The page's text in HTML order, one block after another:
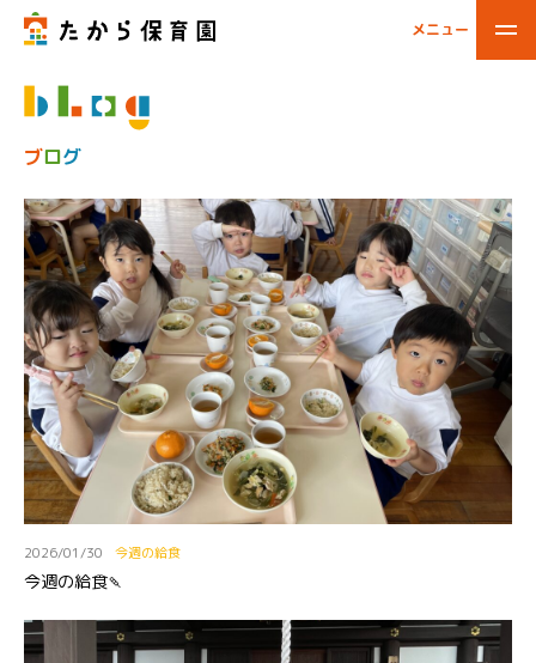
メニュー
ブログ
2026/01/30 今週の給食
今週の給食🍡